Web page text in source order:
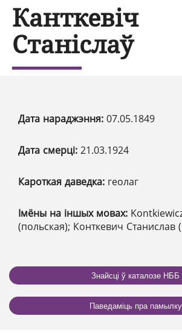
Канткевіч
Станіслаў
Дата нараджэння: 07.05.1849
Дата смерці: 21.03.1924
Кароткая даведка: геолаг
Імёны на іншых мовах:
(польская); Конткевич Станислав
Знайсці ў каталозе НББ
Паведаміць пра памылку